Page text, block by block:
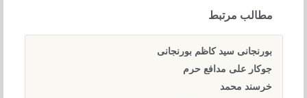
مطالب مرتبط
بورنجانی سید کاظم بورنجانی
جوکار علی مدافع حرم
خرسند محمد